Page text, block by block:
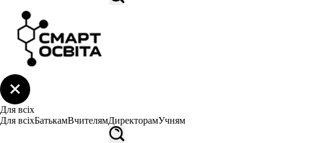
Для всіх
Для всіхБатькамВчителямДиректорамУчням